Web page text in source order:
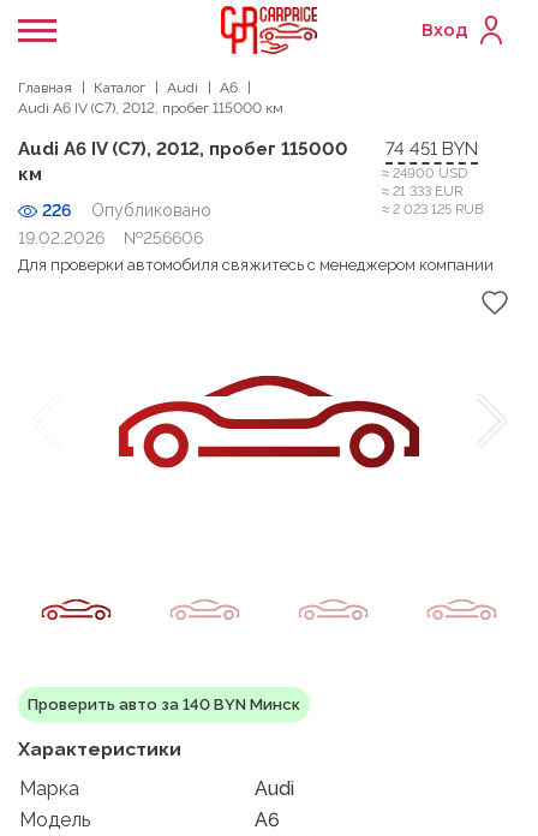
Вход
Главная Каталог Audi
A6
Audi A6 IV (C7), 2012, пробег 115000 км
Audi A6 IV (C7), 2012, пробег 115000
км
226
Опубликовано
19.02.2026
№256606
74 451 BYN
≈ 24900 USD
≈ 21 333 EUR
≈ 2 023 125 RUB
Для проверки автомобиля свяжитесь с менеджером компании
Проверить авто за 140 BYN Минск
Характеристики
Марка
Audi
Модель
A6